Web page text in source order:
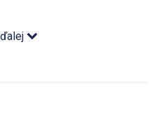
boli ceny energií,
cieľov EÚ na